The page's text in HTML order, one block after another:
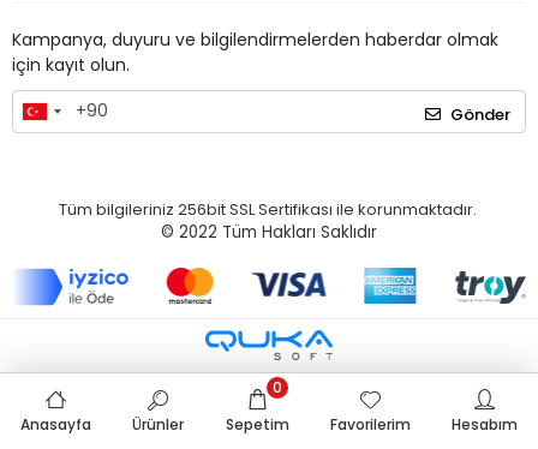
Kampanya, duyuru ve bilgilendirmelerden haberdar olmak
için kayıt olun.
Gönder
Tüm bilgileriniz 256bit SSL Sertifikası ile korunmaktadır.
© 2022 Tüm Hakları Saklıdır
Anasayfa Ürünler Sepetim
0
Favorilerim
Hesabım